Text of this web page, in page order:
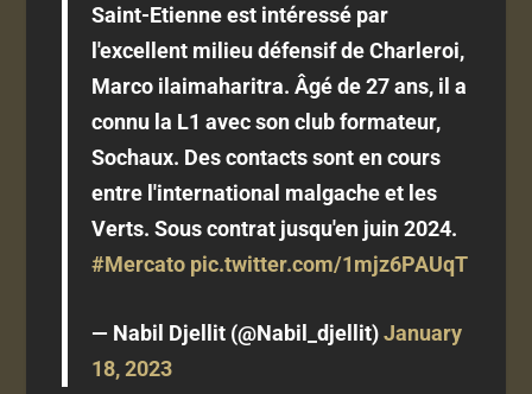
Saint-Etienne est intéressé par
l'excellent milieu défensif de Charleroi,
Marco ilaimaharitra. Âgé de 27 ans, il a
connu la L1 avec son club formateur,
Sochaux. Des contacts sont en cours
entre l'international malgache et les
Verts. Sous contrat jusqu'en juin 2024.
#Mercato pic.twitter.com/1mjz6PAUqT
— Nabil Djellit (@Nabil_djellit)January
18, 2023